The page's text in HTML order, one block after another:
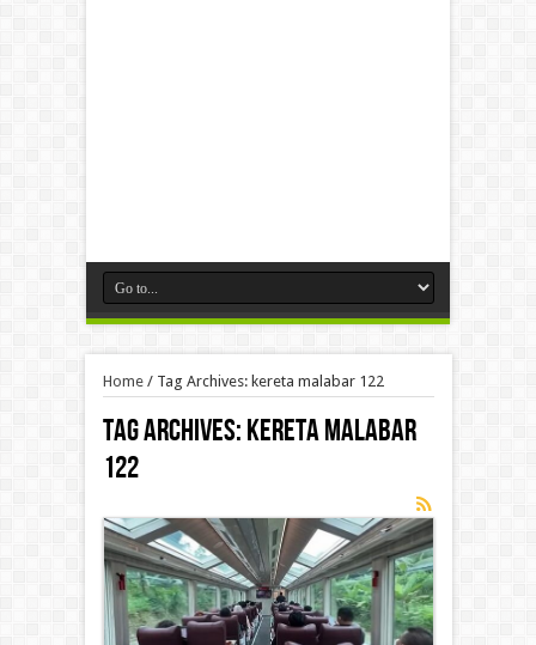
Home/ Tag Archives: kereta malabar 122
Tag Archives:kereta malabar
122